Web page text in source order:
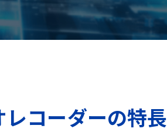
コーダーの特長